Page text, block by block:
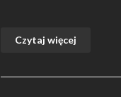
Czytaj więcej